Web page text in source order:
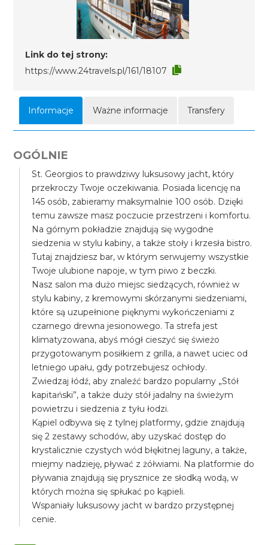
Link do tej strony:
https://www.24travels.pl/161/18107
Informacje Ważne informacje Transfery
OGÓLNIE
St. Georgios to prawdziwy luksusowy jacht, który
przekroczy Twoje oczekiwania. Posiada licencję na
145 osób, zabieramy maksymalnie 100 osób. Dzięki
temu zawsze masz poczucie przestrzeni i komfortu.
Na górnym pokładzie znajdują się wygodne
siedzenia w stylu kabiny, a także stoły i krzesła bistro.
Tutaj znajdziesz bar, w którym serwujemy wszystkie
Twoje ulubione napoje, w tym piwo z beczki.
Nasz salon ma dużo miejsc siedzących, również w
stylu kabiny, z kremowymi skórzanymi siedzeniami,
które są uzupełnione pięknymi wykończeniami z
czarnego drewna jesionowego. Ta strefa jest
klimatyzowana, abyś mógł cieszyć się świeżo
przygotowanym posiłkiem z grilla, a nawet uciec od
letniego upału, gdy potrzebujesz ochłody.
Zwiedzaj łódź, aby znaleźć bardzo popularny „Stół
kapitański”, a także duży stół jadalny na świeżym
powietrzu i siedzenia z tyłu łodzi.
Kąpiel odbywa się z tylnej platformy, gdzie znajdują
się 2 zestawy schodów, aby uzyskać dostęp do
krystalicznie czystych wód błękitnej laguny, a także,
miejmy nadzieję, pływać z żółwiami. Na platformie do
pływania znajdują się prysznice ze słodką wodą, w
których można się spłukać po kąpieli.
Wspaniały luksusowy jacht w bardzo przystępnej
cenie.